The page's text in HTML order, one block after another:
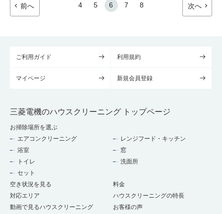
前へ 4 5 6 7 8 次へ
ご利用ガイド 利用規約
マイページ 新規会員登録
三菱電機のハウスクリーニング トップページ
お掃除場所を選ぶ
エアコンクリーニング
レンジフード・キッチン
浴室
窓
トイレ
洗面所
セット
空き状況を見る
料金
対応エリア
ハウスクリーニングの特長
動画で見るハウスクリーニング
お客様の声